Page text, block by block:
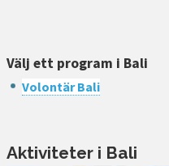
Välj ett program i Bali
Volontär Bali
Aktiviteter i Bali